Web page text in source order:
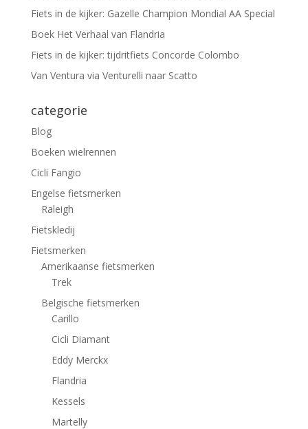
Fiets in de kijker: Gazelle Champion Mondial AA Special
Boek Het Verhaal van Flandria
Fiets in de kijker: tijdritfiets Concorde Colombo
Van Ventura via Venturelli naar Scatto
categorie
Blog
Boeken wielrennen
Cicli Fangio
Engelse fietsmerken
Raleigh
Fietskledij
Fietsmerken
Amerikaanse fietsmerken
Trek
Belgische fietsmerken
Carillo
Cicli Diamant
Eddy Merckx
Flandria
Kessels
Martelly